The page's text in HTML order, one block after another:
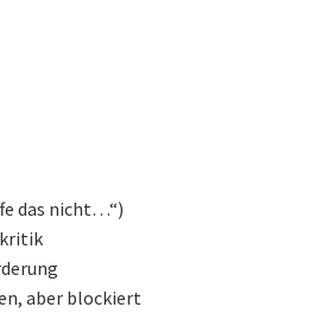
das nicht…“)
aber blockiert